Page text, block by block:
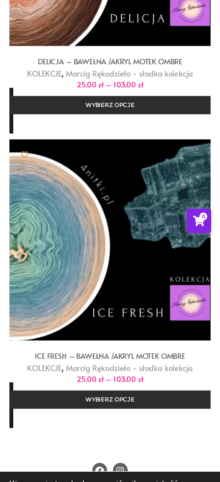
DELICJA – BAWEŁNA /AKRYL MOTEK OMBRE
KOLEKCJE, Marcig Rękodzieło - słodka kolekcja
25,00 zł – 103,00 złZakres
cen:
od
do
WYBIERZ OPCJE
ICE FRESH – BAWEŁNA /AKRYL MOTEK OMBRE
KOLEKCJE, Marcig Rękodzieło - słodka kolekcja
25,00 zł – 103,00 złZakres
od
do
WYBIERZ OPCJE
0